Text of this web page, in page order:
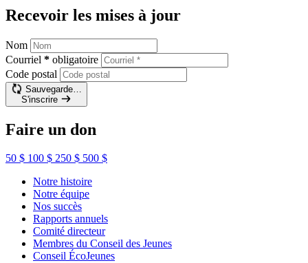
Recevoir les mises à jour
Nom
Courriel * obligatoire
Code postal
Sauvegarde…
S'inscrire
Faire un don
50 $ 100 $ 250 $ 500 $
Notre histoire
Notre équipe
Nos succès
Rapports annuels
Comité directeur
Membres du Conseil des Jeunes
Conseil ÉcoJeunes